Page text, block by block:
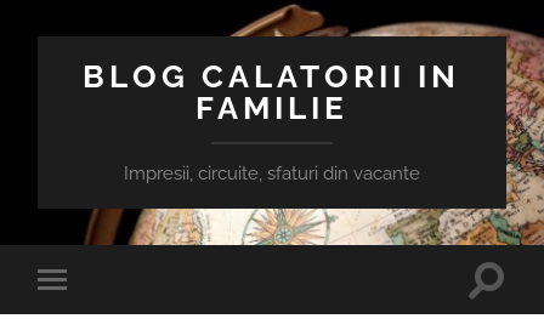
BLOG CALATORII IN
FAMILIE
Impresii, circuite, sfaturi din vacante
Toggle
mobile
Toggle